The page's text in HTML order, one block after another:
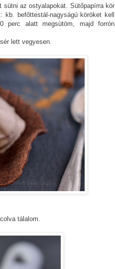
sütni az ostyalapokat. Sütőpapírra kör
befőttestál-nagyságú köröket kell
perc alatt megsütöm, majd forrón
lett vegyesen.
tálalom.